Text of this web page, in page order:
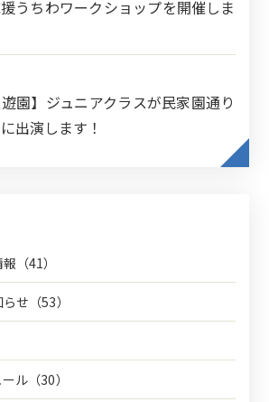
うちわワークショップを開催しま
遊園】ジュニアクラスが民家園通り
出演します！
（41）
せ（53）
ル（30）